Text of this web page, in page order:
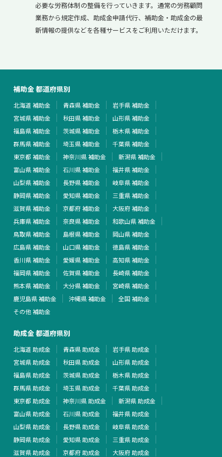
必要な労務体制の整備を行っていきます。通常の労務顧問
業務から規定作成、助成金申請代行、補助金・助成金の最
新情報の提供などを各種サービスをご利用いただけます。
補助金 都道府県別
北海道 補助金 青森県 補助金
岩手県 補助金
宮城県 補助金
秋田県 補助金
山形県 補助金
福島県 補助金
茨城県 補助金
栃木県 補助金
群馬県 補助金
埼玉県 補助金
千葉県 補助金
東京都 補助金
神奈川県 補助金
新潟県 補助金
富山県 補助金
石川県 補助金
福井県 補助金
山梨県 補助金
長野県 補助金
岐阜県 補助金
静岡県 補助金
愛知県 補助金
三重県 補助金
滋賀県 補助金
京都府 補助金
大阪府 補助金
兵庫県 補助金
奈良県 補助金
和歌山県 補助金
鳥取県 補助金
島根県 補助金
岡山県 補助金
広島県 補助金
山口県 補助金
徳島県 補助金
香川県 補助金
愛媛県 補助金
高知県 補助金
福岡県 補助金
佐賀県 補助金
長崎県 補助金
熊本県 補助金
大分県 補助金
宮崎県 補助金
鹿児島県 補助金
沖縄県 補助金
全国 補助金
その他 補助金
助成金 都道府県別
北海道 助成金 青森県 助成金
岩手県 助成金
宮城県 助成金
秋田県 助成金
山形県 助成金
福島県 助成金
茨城県 助成金
栃木県 助成金
群馬県 助成金
埼玉県 助成金
千葉県 助成金
東京都 助成金
神奈川県 助成金
新潟県 助成金
富山県 助成金
石川県 助成金
福井県 助成金
山梨県 助成金
長野県 助成金
岐阜県 助成金
静岡県 助成金
愛知県 助成金
三重県 助成金
滋賀県 助成金
京都府 助成金
大阪府 助成金